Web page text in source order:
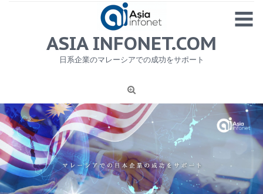
MENU
1
ニュース
労務サービス
プライバシーポリシー及び著作権について
お問合せ
ASIA INFONET.COM
日系企業のマレーシアでの成功をサポート